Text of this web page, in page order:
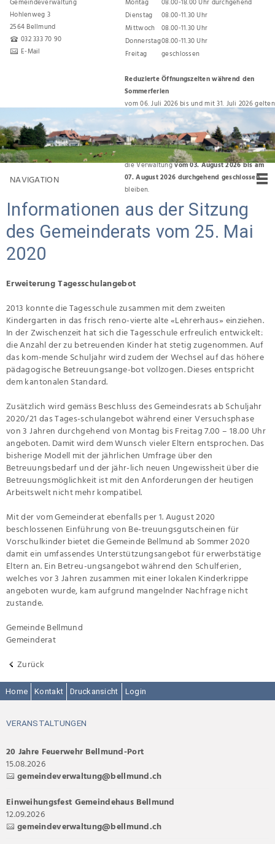
Hohlenweg 3
2564 Bellmund
032 333 70 90
E-Mail
Dienstag
08.00-11.30 Uhr
Mittwoch
08.00-11.30 Uhr
Donnerstag08.00-11.30 Uhr
Freitag
geschlossen
Reduzierte Öffnungszeiten während den
Sommerferien
vom 06. Juli 2026 bis und mit 31. Juli 2026 gelten
folgende Öffnungszeiten:
Montag, Dienstag, Donnerstag 08.00 Uhr bis
11.30 Uhr
Für den Umzug zurück ins Gemeindehaus wird
die Verwaltungvom 03. August 2026 bis am
07. August 2026 durchgehend geschlossen
bleiben.
NAVIGATION
Informationen aus der Sitzung
des Gemeinderats vom 25. Mai
2020
Erweiterung Tagesschulangebot
2013 konnte die Tagesschule zusammen mit dem zweiten
Kindergarten in das frisch reno-vierte alte «Lehrerhaus» einziehen.
In der Zwischenzeit hat sich die Tagesschule erfreulich entwickelt:
die Anzahl der zu betreuenden Kinder hat stetig zugenommen. Auf
das kom-mende Schuljahr wird zudem der Wechsel auf das höhere
pädagogische Betreuungsange-bot vollzogen. Dieses entspricht
dem kantonalen Standard.
Zusätzlich wird gemäss Beschluss des Gemeindesrats ab Schuljahr
2020/21 das Tages-schulangebot während einer Versuchsphase
von 3 Jahren durchgehend von Montag bis Freitag 7.00 – 18.00 Uhr
angeboten. Damit wird dem Wunsch vieler Eltern entsprochen. Das
bisherige Modell mit der jährlichen Umfrage über den
Betreuungsbedarf und der jähr-lich neuen Ungewissheit über die
Betreuungsmöglichkeit ist mit den Anforderungen der heutigen
Arbeitswelt nicht mehr kompatibel.
Mit der vom Gemeinderat ebenfalls per 1. August 2020
beschlossenen Einführung von Be-treuungsgutscheinen für
Vorschulkinder bietet die Gemeinde Bellmund ab Sommer 2020
damit ein umfassendes Unterstützungsangebot für erwerbstätige
Eltern an. Ein Betreu-ungsangebot während den Schulferien,
welches vor 3 Jahren zusammen mit einer lokalen Kinderkrippe
angeboten wurde, kam aufgrund mangelnder Nachfrage nicht
zustande.
Gemeinde Bellmund
Gemeinderat
Zurück
Home Kontakt Druckansicht Login
VERANSTALTUNGEN
20 Jahre Feuerwehr Bellmund-Port
15.08.2026
gemeindeverwaltung@bellmund.ch
Einweihungsfest Gemeindehaus Bellmund
12.09.2026
gemeindeverwaltung@bellmund.ch